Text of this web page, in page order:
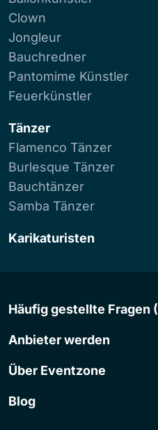
Clown
Jongleur
Bauchredner
Pantomime Künstler
Feuerkünstler
Tänzer
Flamenco Tänzer
Burlesque Tänzer
Bauchtänzer
Samba Tänzer
Karikaturisten
Häufig gestellte Fragen
Anbieter werden
Über Eventzone
Blog